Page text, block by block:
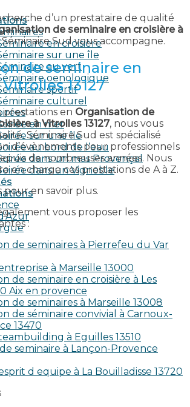
en croisière
sur une île
au vert
oenologique
sportif
culturel
en mer
sur une île
au bord de l’eau
dans un mas Provençal
dans un Vignoble
d’un prestataire de qualité
de seminaire en croisière à
Sud vous accompagne.
de seminaire en
13127
en Organisation de
à Vitrolles 13127, nous vous
Séminaire Sud est spécialisé
d’évènements pour professionnels
de nombreuses années. Nous
en charge ces prestations de A à Z.
en savoir plus.
vous proposer les
:
de seminaires à Pierrefeu du Var
à Marseille 13000
de seminaire en croisière à Les
Aix en provence​
de seminaires à Marseille 13008
de séminaire convivial à Carnoux-
13470
à Eguilles 13510
seminaire à Lançon-Provence
d equipe à La Bouilladisse 13720